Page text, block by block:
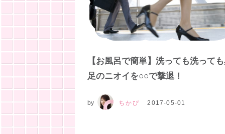
【お風呂で簡単】洗っても洗って
足のニオイを○○で撃退！
by ちかぴ 2017-05-01